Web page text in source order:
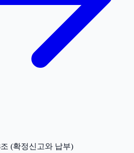
(확정신고와 납부)